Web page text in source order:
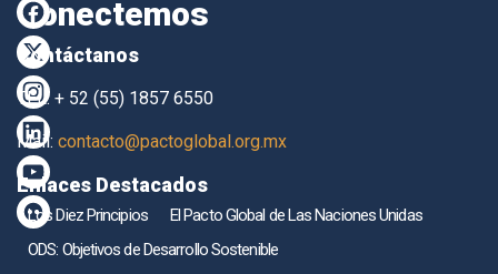
Conectemos
Contáctanos
TEL. + 52 (55) 1857 6550
Mail: contacto@pactoglobal.org.mx
Enlaces Destacados
Los Diez Principios
El Pacto Global de Las Naciones Unidas
ODS: Objetivos de Desarrollo Sostenible